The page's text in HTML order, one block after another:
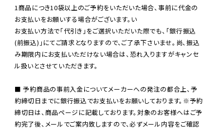
1商品につき10袋以上のご予約をいただいた場合、事前に代金の
お支払いをお願いする場合がございます。い
お支払い方法で「代引き」をご選択いただいた際でも、「銀行振込
(前振込)」にてご請求となりますので、ご了承下さいませ。尚、振込
み期限内にお支払いただけない場合は、恐れ入りますがキャンセ
ル扱いとさせていただきます。
■ 予約商品の事前入金についてメーカーへの発注の都合上、予
約締切日までに銀行振込でお支払いをお願いしております。※予約
締切日は、商品ページに記載しております。対象のお客様へはご予
約完了後、メールでご案内致しますので、必ずメール内容をご確認